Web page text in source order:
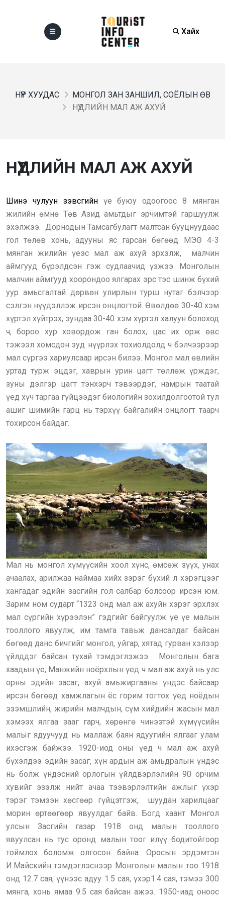
Хайх
НҮҮР ХУУДАС
МОНГОЛ ЗАН ЗАНШИЛ, СОЁЛЫН ӨВ
НҮҮДЛИЙН МАЛ АЖ АХУЙ
НҮҮДЛИЙН МАЛ АЖ АХУЙ
Шинэ чулуун зэвсгийнүе буюу одоогоос 8 мянган
жилийн өмнө Төв Азид амьтдыг эрчимтэй гаршуулж
эхэлжээ. Дорнодын Тамсагбулагт малтсан бууцнуудаас
гол төлөв хонь, адууны яс гарсан бөгөөд МЭӨ 4-3
мянган жилийн үеэс мал аж ахуй эрхэлж, малчин
аймгууд бүрэлдсэн гэж судлаачид үзжээ. Монголын
малчин аймгууд хоорондоо ялгарах эрс тэс шинж бүхий
уур амьсгалтай дөрвөн улирлын турш нутаг бэлчээр
сэлгэн нүүдэллэж ирсэн онцлогтой. Өвөлдөө 30-40 хэм
хүртэл хүйтрэх, зундаа 30-40 хэм хүртэл халуун болоход
ч, бороо хур ховордож ган болох, цас их орж өвс
тэжээл хомсдон зуд нүүрлэх тохиолдолд ч бэлчээрээр
мал сүргээ хариулсаар ирсэн билээ. Монгол мал өвлийн
уртад турж эцдэг, хаврын урин цагт төллөж үрждэг,
зуны дэлгэр цагт тэнхэрч тэвээрдэг, намрын таатай
үед хүч таргаа гүйцээдэг биологийн зохилдолгоотой тул
ашиг шимийн гарц нь тэрхүү байгалийн онцлогт таарч
тохирсон байдаг.
Мал нь монгол хүмүүсийн хоол хүнс, өмсөж зүүх, унах
ачаалах, арилжаа наймаа хийх зэрэг бүхий л хэрэгцээг
хангадаг эдийн засгийн гол салбар болсоор ирсэн юм.
Зарим ном сударт “1323 онд мал аж ахуйн хэрэг эрхлэх
мал сүргийн хүрээлэн” гэдгийг байгуулж үе үе малын
тооллого явуулж, им тамга тавьж дансалдаг байсан
бөгөөд данс бичгийг монгол, уйгар, хятад гурван хэлээр
үйлддэг байсан тухай тэмдэглэжээ. Монголын бага
хаадын үе, Манжийн ноёрхлын үед ч мал аж ахуй нь улс
орны эдийн засаг, ахуй амьжиргааны үндэс байсаар
ирсэн бөгөөд хамжлагын ёс горим тогтох үед ноёдын
эзэмшлийн, жирийн малчдын, сүм хийдийн жасын мал
хэмээх ялгаа зааг гарч, хөрөнгө чинээтэй хүмүүсийн
малыг ядуучууд нь маллаж баян ядуугийн ялгааг улам
ихэсгэж байжээ. 1920-иод оны үед ч мал аж ахуй
бүхэлдээ эдийн засаг, хүн ардын аж амьдралын үндэс
нь болж үндэсний орлогын үйлдвэрлэлийн 90 орчим
хувийг эзэлж нийт ачаа тээвэрлэлтийн ажлыг үхэр
тэрэг тэмээн хөсгөөр гүйцэтгэж, шуудан харилцааг
морин өртөөгөөр явуулдаг байв. Богд хаант Монгол
улсын Засгийн газар 1918 онд малын тооллого
явуулсан нь тус оронд малын тоог илүү бодитойгоор
тоймлох боломж олгосон байна. Оросын эрдэмтэн
И.Майскийн тэмдэглэснээр Монголын малын тоо 1918
онд 12.7 сая, үүнээс адуу 1.5 сая, үхэр1.4 сая, тэмээ 300
мянга, хонь ямаа 9.5 сая байсан ажээ. 1950-иад оноос